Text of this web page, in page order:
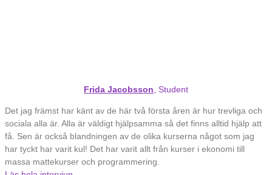
Frida Jacobsson , Student
Det jag främst har känt av de här två första åren är hur trevliga och
sociala alla är. Alla är väldigt hjälpsamma så det finns alltid hjälp att
få. Sen är också blandningen av de olika kurserna något som jag
har tyckt har varit kul! Det har varit allt från kurser i ekonomi till
massa mattekurser och programmering.